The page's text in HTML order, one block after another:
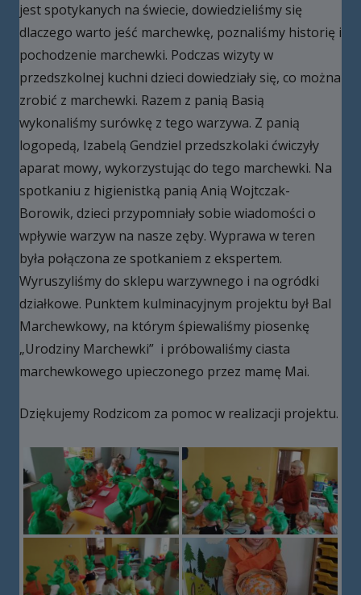
jest spotykanych na świecie, dowiedzieliśmy się
dlaczego warto jeść marchewkę, poznaliśmy historię i
pochodzenie marchewki. Podczas wizyty w
przedszkolnej kuchni dzieci dowiedziały się, co można
zrobić z marchewki. Razem z panią Basią
wykonaliśmy surówkę z tego warzywa. Z panią
logopedą, Izabelą Gendziel przedszkolaki ćwiczyły
aparat mowy, wykorzystując do tego marchewki. Na
spotkaniu z higienistką panią Anią Wojtczak-
Borowik, dzieci przypomniały sobie wiadomości o
wpływie warzyw na nasze zęby. Wyprawa w teren
była połączona ze spotkaniem z ekspertem.
Wyruszyliśmy do sklepu warzywnego i na ogródki
działkowe. Punktem kulminacyjnym projektu był Bal
Marchewkowy, na którym śpiewaliśmy piosenkę
„Urodziny Marchewki” i próbowaliśmy ciasta
marchewkowego upieczonego przez mamę Mai.
Dziękujemy Rodzicom za pomoc w realizacji projektu.